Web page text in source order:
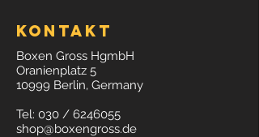
Kontakt
Boxen Gross HgmbH
Oranienplatz 5
10999 Berlin, Germany
Tel: 030 / 6246055
shop@boxengross.de